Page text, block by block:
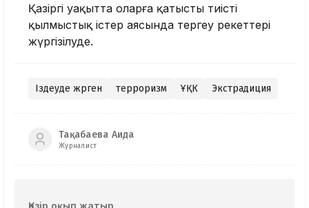
Қазіргі уақытта оларға қатысты тиісті
қылмыстық істер аясында тергеу әрекеттері
жүргізілуде.
Іздеуде жүрген терроризм ҰҚК Экстрадиция
Тақабаева Аида
Журналист